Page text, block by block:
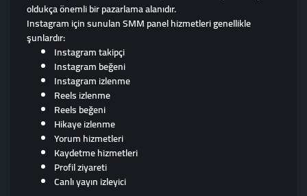
oldukça önemli bir pazarlama alanıdır.
Instagram için sunulan SMM panel hizmetleri genellikle
şunlardır:
Instagram takipçi
Instagram beğeni
Instagram izlenme
Reels izlenme
Reels beğeni
Hikaye izlenme
Yorum hizmetleri
Kaydetme hizmetleri
Profil ziyareti
Canlı yayın izleyici